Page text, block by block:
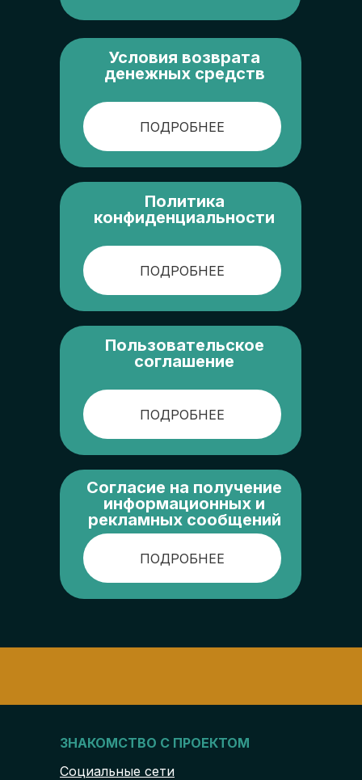
Условия возврата
денежных средств
ПОДРОБНЕЕ
Политика
конфиденциальности
ПОДРОБНЕЕ
Пользовательское
соглашение
ПОДРОБНЕЕ
Согласие на получение
информационных и
рекламных сообщений
ПОДРОБНЕЕ
ЗНАКОМСТВО С ПРОЕКТОМ
Социальные сети